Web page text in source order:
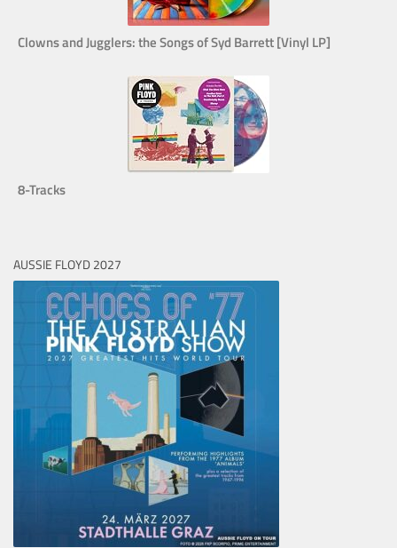
Clowns and Jugglers: the Songs of Syd Barrett [Vinyl LP]
8-Tracks
AUSSIE FLOYD 2027